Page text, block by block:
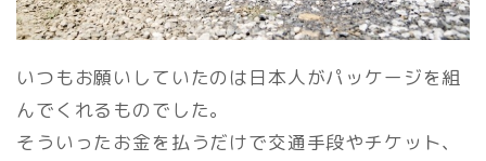
いつもお願いしていたのは日本人がパッケージを組
んでくれるものでした。
そういったお金を払うだけで交通手段やチケット、